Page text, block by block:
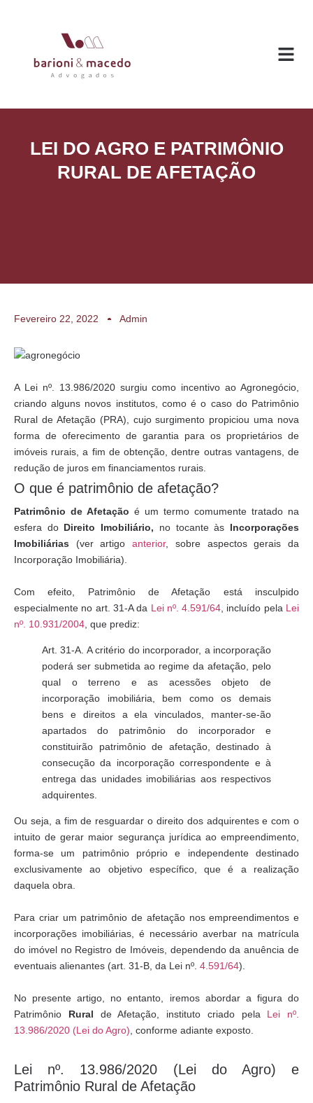
LEI DO AGRO E PATRIMÔNIO
RURAL DE AFETAÇÃO
Fevereiro 22, 2022 Admin
A Lei nº. 13.986/2020 surgiu como incentivo ao Agronegócio,
criando alguns novos institutos, como é o caso do Patrimônio
Rural de Afetação (PRA), cujo surgimento propiciou uma nova
forma de oferecimento de garantia para os proprietários de
imóveis rurais, a fim de obtenção, dentre outras vantagens, de
redução de juros em financiamentos rurais.
O que é patrimônio de afetação?
Patrimônio de Afetação é um termo comumente tratado na
esfera do Direito Imobiliário, no tocante às Incorporações
Imobiliárias (ver artigoanterior, sobre aspectos gerais da
Incorporação Imobiliária).
Com efeito, Patrimônio de Afetação está insculpido
especialmente no art. 31-A da Lei nº. 4.591/64 , incluído pela Lei
nº. 10.931/2004 , que prediz:
Art. 31-A. A critério do incorporador, a incorporação
poderá ser submetida ao regime da afetação, pelo
qual o terreno e as acessões objeto de
incorporação imobiliária, bem como os demais
bens e direitos a ela vinculados, manter-se-ão
apartados do patrimônio do incorporador e
constituirão patrimônio de afetação, destinado à
consecução da incorporação correspondente e à
entrega das unidades imobiliárias aos respectivos
adquirentes.
Ou seja, a fim de resguardar o direito dos adquirentes e com o
intuito de gerar maior segurança jurídica ao empreendimento,
forma-se um patrimônio próprio e independente destinado
exclusivamente ao objetivo específico, que é a realização
daquela obra.
Para criar um patrimônio de afetação nos empreendimentos e
incorporações imobiliárias, é necessário averbar na matrícula
do imóvel no Registro de Imóveis, dependendo da anuência de
eventuais alienantes (art. 31-B, da Lei nº. 4.591/64).
No presente artigo, no entanto, iremos abordar a figura do
Patrimônio Rural de Afetação, instituto criado pela Lei nº.
13.986/2020 (Lei do Agro) , conforme adiante exposto.
Lei nº. 13.986/2020 (Lei do Agro) e
Patrimônio Rural de Afetação